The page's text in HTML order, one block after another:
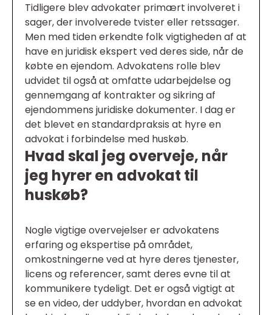
Tidligere blev advokater primært involveret i
sager, der involverede tvister eller retssager.
Men med tiden erkendte folk vigtigheden af at
have en juridisk ekspert ved deres side, når de
købte en ejendom. Advokatens rolle blev
udvidet til også at omfatte udarbejdelse og
gennemgang af kontrakter og sikring af
ejendommens juridiske dokumenter. I dag er
det blevet en standardpraksis at hyre en
advokat i forbindelse med huskøb.
Hvad skal jeg overveje, når
jeg hyrer en advokat til
huskøb?
Nogle vigtige overvejelser er advokatens
erfaring og ekspertise på området,
omkostningerne ved at hyre deres tjenester,
licens og referencer, samt deres evne til at
kommunikere tydeligt. Det er også vigtigt at
se en video, der uddyber, hvordan en advokat